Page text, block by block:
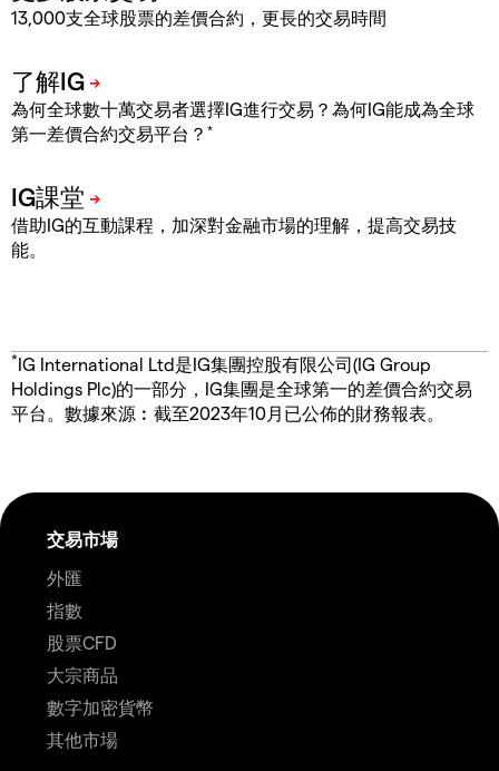
13,000支全球股票的差價合約，更長的交易時間
為何全球數十萬交易者選擇IG進行交易？為何IG能成為全球
第一差價合約交易平台？ *
借助IG的互動課程，加深對金融市場的理解，提高交易技
能。
*IG International Ltd是IG集團控股有限公司(IG Group
Holdings Plc)的一部分，IG集團是全球第一的差價合約交易
平台。數據來源︰截至2023年10月已公佈的財務報表。
交易市場
外匯
指數
股票CFD
大宗商品
數字加密貨幣
其他市場